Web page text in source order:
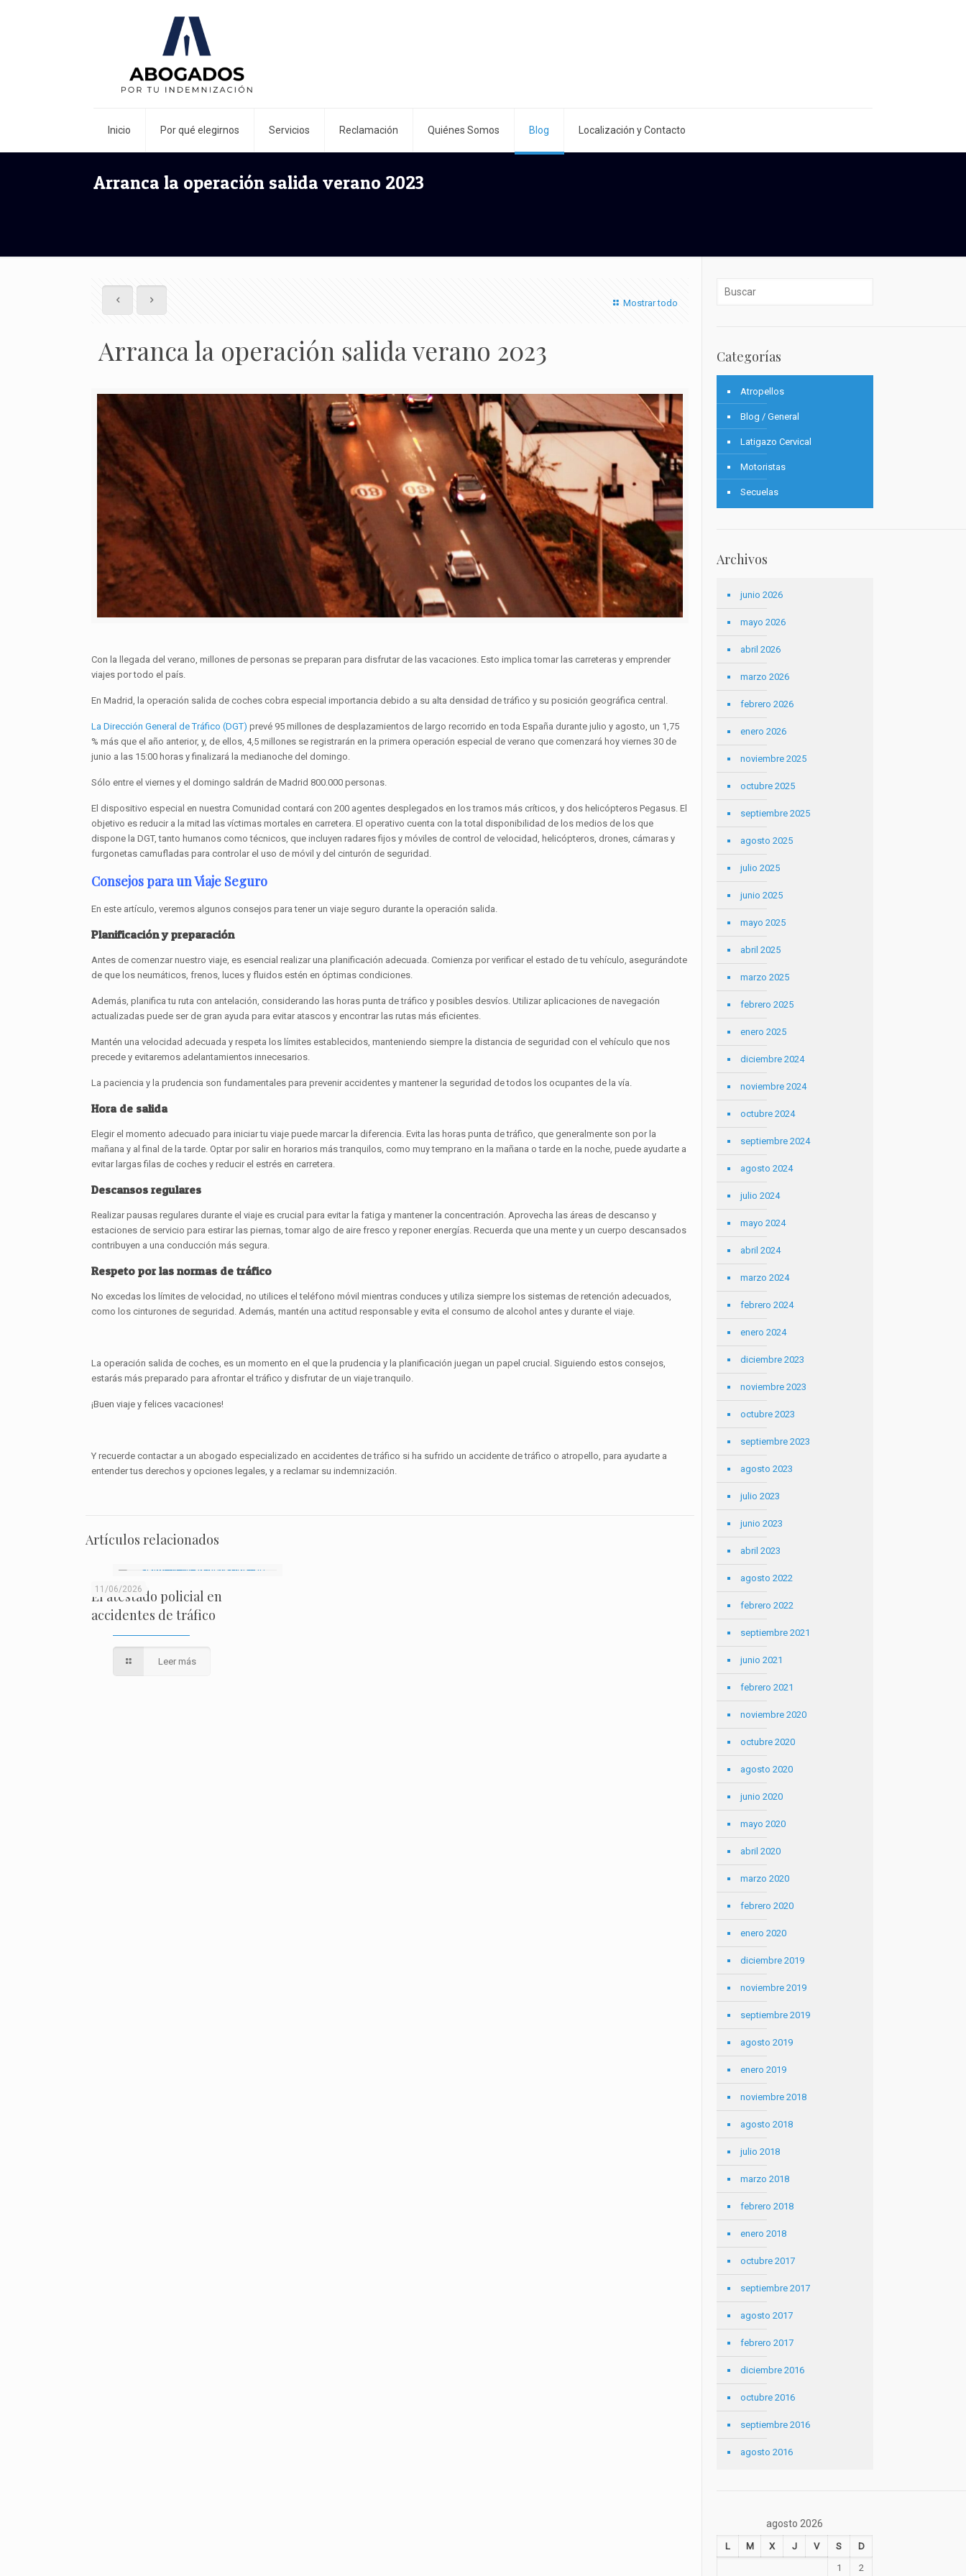
Inicio Por qué elegirnos Servicios Reclamación Quiénes Somos Blog Localización y Contacto
Arranca la operación salida verano 2023
Mostrar todo
Arranca la operación salida verano 2023
Con la llegada del verano, millones de personas se preparan para disfrutar de las vacaciones. Esto implica tomar las carreteras y emprender
viajes por todo el país.
En Madrid, la operación salida de coches cobra especial importancia debido a su alta densidad de tráfico y su posición geográfica central.
La Dirección General de Tráfico (DGT) prevé 95 millones de desplazamientos de largo recorrido en toda España durante julio y agosto, un 1,75
% más que el año anterior, y, de ellos, 4,5 millones se registrarán en la primera operación especial de verano que comenzará hoy viernes 30 de
junio a las 15:00 horas y finalizará la medianoche del domingo.
Sólo entre el viernes y el domingo saldrán de Madrid 800.000 personas.
El dispositivo especial en nuestra Comunidad contará con 200 agentes desplegados en los tramos más críticos, y dos helicópteros Pegasus. El
objetivo es reducir a la mitad las víctimas mortales en carretera. El operativo cuenta con la total disponibilidad de los medios de los que
dispone la DGT, tanto humanos como técnicos, que incluyen radares fijos y móviles de control de velocidad, helicópteros, drones, cámaras y
furgonetas camufladas para controlar el uso de móvil y del cinturón de seguridad.
Consejos para un Viaje Seguro
En este artículo, veremos algunos consejos para tener un viaje seguro durante la operación salida.
Planificación y preparación
Antes de comenzar nuestro viaje, es esencial realizar una planificación adecuada. Comienza por verificar el estado de tu vehículo, asegurándote
de que los neumáticos, frenos, luces y fluidos estén en óptimas condiciones.
Además, planifica tu ruta con antelación, considerando las horas punta de tráfico y posibles desvíos. Utilizar aplicaciones de navegación
actualizadas puede ser de gran ayuda para evitar atascos y encontrar las rutas más eficientes.
Mantén una velocidad adecuada y respeta los límites establecidos, manteniendo siempre la distancia de seguridad con el vehículo que nos
precede y evitaremos adelantamientos innecesarios.
La paciencia y la prudencia son fundamentales para prevenir accidentes y mantener la seguridad de todos los ocupantes de la vía.
Hora de salida
Elegir el momento adecuado para iniciar tu viaje puede marcar la diferencia. Evita las horas punta de tráfico, que generalmente son por la
mañana y al final de la tarde. Optar por salir en horarios más tranquilos, como muy temprano en la mañana o tarde en la noche, puede ayudarte a
evitar largas filas de coches y reducir el estrés en carretera.
Descansos regulares
Realizar pausas regulares durante el viaje es crucial para evitar la fatiga y mantener la concentración. Aprovecha las áreas de descanso y
estaciones de servicio para estirar las piernas, tomar algo de aire fresco y reponer energías. Recuerda que una mente y un cuerpo descansados
contribuyen a una conducción más segura.
Respeto por las normas de tráfico
No excedas los límites de velocidad, no utilices el teléfono móvil mientras conduces y utiliza siempre los sistemas de retención adecuados,
como los cinturones de seguridad. Además, mantén una actitud responsable y evita el consumo de alcohol antes y durante el viaje.
La operación salida de coches, es un momento en el que la prudencia y la planificación juegan un papel crucial. Siguiendo estos consejos,
estarás más preparado para afrontar el tráfico y disfrutar de un viaje tranquilo.
¡Buen viaje y felices vacaciones!
Y recuerde contactar a un abogado especializado en accidentes de tráfico si ha sufrido un accidente de tráfico o atropello, para ayudarte a
entender tus derechos y opciones legales, y a reclamar su indemnización.
Artículos relacionados
11/06/2026
El atestado policial en
accidentes de tráfico
Leer más
Categorías
Atropellos
Blog / General
Latigazo Cervical
Motoristas
Secuelas
Archivos
junio 2026
mayo 2026
abril 2026
marzo 2026
febrero 2026
enero 2026
noviembre 2025
octubre 2025
septiembre 2025
agosto 2025
julio 2025
junio 2025
mayo 2025
abril 2025
marzo 2025
febrero 2025
enero 2025
diciembre 2024
noviembre 2024
octubre 2024
septiembre 2024
agosto 2024
julio 2024
mayo 2024
abril 2024
marzo 2024
febrero 2024
enero 2024
diciembre 2023
noviembre 2023
octubre 2023
septiembre 2023
agosto 2023
julio 2023
junio 2023
abril 2023
agosto 2022
febrero 2022
septiembre 2021
junio 2021
febrero 2021
noviembre 2020
octubre 2020
agosto 2020
junio 2020
mayo 2020
abril 2020
marzo 2020
febrero 2020
enero 2020
diciembre 2019
noviembre 2019
septiembre 2019
agosto 2019
enero 2019
noviembre 2018
agosto 2018
julio 2018
marzo 2018
febrero 2018
enero 2018
octubre 2017
septiembre 2017
agosto 2017
febrero 2017
diciembre 2016
octubre 2016
septiembre 2016
agosto 2016
agosto 2026
L M X J V S
D
1
2